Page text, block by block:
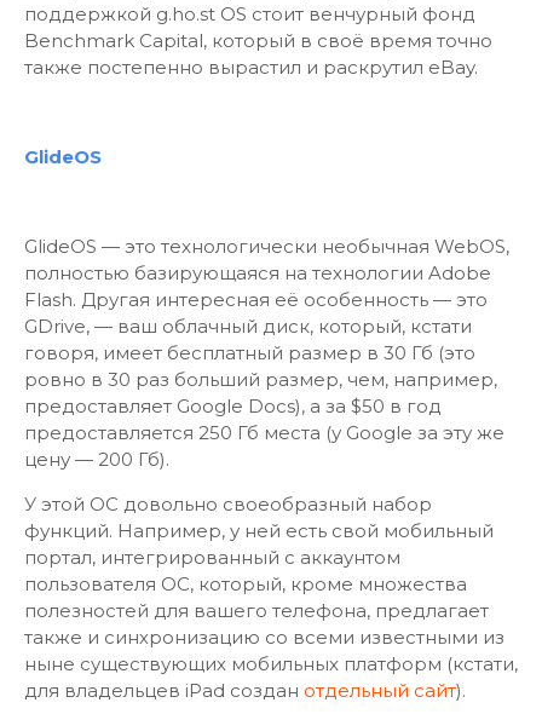
поддержкой g.ho.st OS стоит венчурный фонд
Benchmark Capital, который в своё время точно
также постепенно вырастил и раскрутил eBay.
GlideOS
GlideOS — это технологически необычная WebOS,
полностью базирующаяся на технологии Adobe
Flash. Другая интересная её особенность — это
GDrive, — ваш облачный диск, который, кстати
говоря, имеет бесплатный размер в 30 Гб (это
ровно в 30 раз больший размер, чем, например,
предоставляет Google Docs), а за $50 в год
предоставляется 250 Гб места (у Google за эту же
цену — 200 Гб).
У этой ОС довольно своеобразный набор
функций. Например, у ней есть свой мобильный
портал, интегрированный с аккаунтом
пользователя ОС, который, кроме множества
полезностей для вашего телефона, предлагает
также и синхронизацию со всеми известными из
ныне существующих мобильных платформ (кстати,
для владельцев iPad создан отдельный сайт).